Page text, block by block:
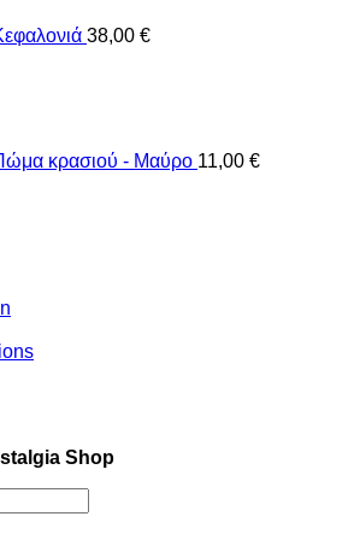
38,00 €
κρασιού - Μαύρο 11,00 €
Shop